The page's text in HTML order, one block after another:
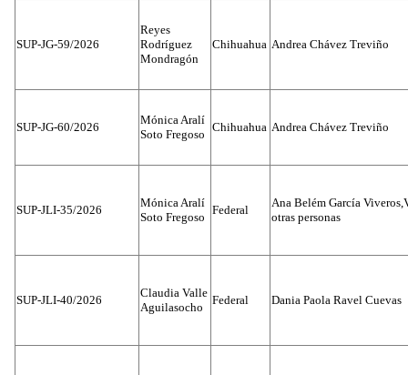
SUP-JG-59/2026
Reyes
Rodríguez
Mondragón
Chihuahua Andrea Chávez Treviño
SUP-JG-60/2026
Mónica Aralí
Soto Fregoso
Chihuahua Andrea Chávez Treviño
SUP-JLI-35/2026
Mónica Aralí
Soto Fregoso
Federal
Ana Belém García
otras personas
SUP-JLI-40/2026
Claudia Valle
Aguilasocho
Federal Dania Paola Ravel Cuevas